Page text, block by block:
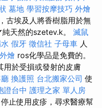
墓地 學習按摩技巧 外燴
古埃及人將香樹脂用於無
天然的szetev.k。 滅鼠
假牙 徵信社 子母車 人
燴 ros化學品是免費的。
用於受損或發射的皮膚
換護照 台北搬家公司 使
證台中 護理之家 單人房
停止使用皮疹，尋求醫療幫